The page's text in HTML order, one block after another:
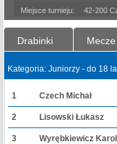
Miejsce turnieju:
42-200
Drabinki Mecze
Kategoria: Juniorzy - do 18
1 Czech Michał
2 Lisowski Łukasz
3 Wyrębkiewicz Karol